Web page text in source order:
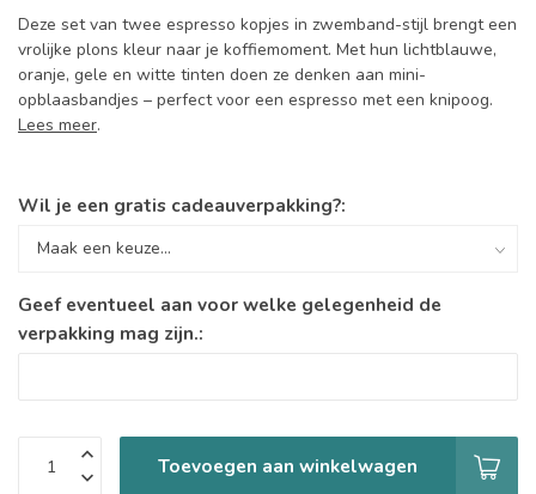
Deze set van twee espresso kopjes in zwemband-stijl brengt een
vrolijke plons kleur naar je koffiemoment. Met hun lichtblauwe,
oranje, gele en witte tinten doen ze denken aan mini-
opblaasbandjes – perfect voor een espresso met een knipoog.
Lees meer.
Wil je een gratis cadeauverpakking?:
Geef eventueel aan voor welke gelegenheid de
verpakking mag zijn.:
Toevoegen aan winkelwagen